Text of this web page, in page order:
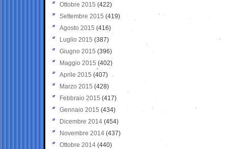
Ottobre 2015 (422)
Settembre 2015 (419)
Agosto 2015 (416)
Luglio 2015 (387)
Giugno 2015 (396)
Maggio 2015 (402)
Aprile 2015 (407)
Marzo 2015 (428)
Febbraio 2015 (417)
Gennaio 2015 (434)
Dicembre 2014 (454)
Novembre 2014 (437)
Ottobre 2014 (440)